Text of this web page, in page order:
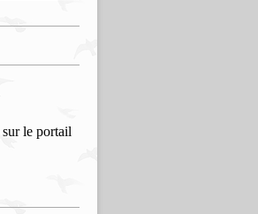
sur le portail